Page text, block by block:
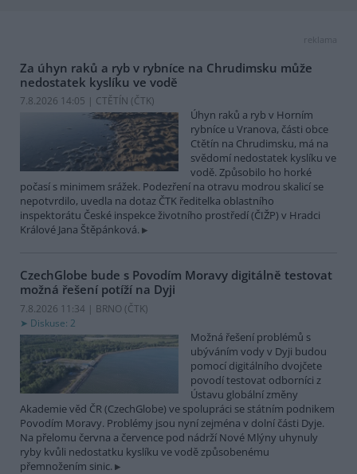
reklama
Za úhyn raků a ryb v rybníce na Chrudimsku může
nedostatek kyslíku ve vodě
7.8.2026 14:05 | CTĚTÍN (ČTK)
Úhyn raků a ryb v Horním
rybníce u Vranova, části obce
Ctětín na Chrudimsku, má na
svědomí nedostatek kyslíku ve
vodě. Způsobilo ho horké
počasí s minimem srážek. Podezření na otravu modrou skalicí se
nepotvrdilo, uvedla na dotaz ČTK ředitelka oblastního
inspektorátu České inspekce životního prostředí (ČIŽP) v Hradci
Králové Jana Štěpánková.
CzechGlobe bude s Povodím Moravy digitálně testovat
možná řešení potíží na Dyji
7.8.2026 11:34 | BRNO (ČTK)
Diskuse: 2
Možná řešení problémů s
ubýváním vody v Dyji budou
pomocí digitálního dvojčete
povodí testovat odborníci z
Ústavu globální změny
Akademie věd ČR (CzechGlobe) ve spolupráci se státním podnikem
Povodím Moravy. Problémy jsou nyní zejména v dolní části Dyje.
Na přelomu června a července pod nádrží Nové Mlýny uhynuly
ryby kvůli nedostatku kyslíku ve vodě způsobenému
přemnožením sinic.